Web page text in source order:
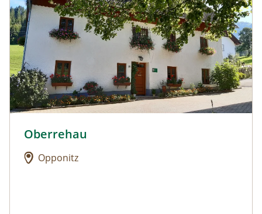
Urlaub am Bauernhof: Oberrehau
Oberrehau
Opponitz